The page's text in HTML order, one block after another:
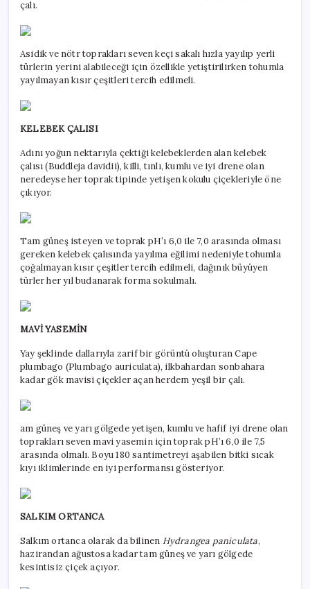
çalı.
Asidik ve nötr toprakları seven keçi sakalı hızla yayılıp yerli
türlerin yerini alabileceği için özellikle yetiştirilirken tohumla
yayılmayan kısır çeşitleri tercih edilmeli.
KELEBEK ÇALISI
Adını yoğun nektarıyla çektiği kelebeklerden alan kelebek
çalısı (Buddleja davidii), killi, tınlı, kumlu ve iyi drene olan
neredeyse her toprak tipinde yetişen kokulu çiçekleriyle öne
çıkıyor.
Tam güneş isteyen ve toprak pH’ı 6,0 ile 7,0 arasında olması
gereken kelebek çalısında yayılma eğilimi nedeniyle tohumla
çoğalmayan kısır çeşitler tercih edilmeli, dağınık büyüyen
türler her yıl budanarak forma sokulmalı.
MAVİ YASEMİN
Yay şeklinde dallarıyla zarif bir görüntü oluşturan Cape
plumbago (Plumbago auriculata), ilkbahardan sonbahara
kadar gök mavisi çiçekler açan herdem yeşil bir çalı.
am güneş ve yarı gölgede yetişen, kumlu ve hafif iyi drene olan
toprakları seven mavi yasemin için toprak pH’ı 6,0 ile 7,5
arasında olmalı. Boyu 180 santimetreyi aşabilen bitki sıcak
kıyı iklimlerinde en iyi performansı gösteriyor.
SALKIM ORTANCA
Salkım ortanca olarak da bilinen Hydrangea paniculata,
hazirandan ağustosa kadar tam güneş ve yarı gölgede
kesintisiz çiçek açıyor.